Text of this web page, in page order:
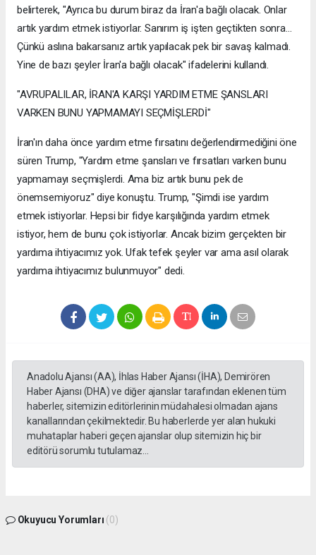
belirterek, "Ayrıca bu durum biraz da İran'a bağlı olacak. Onlar
artık yardım etmek istiyorlar. Sanırım iş işten geçtikten sonra...
Çünkü aslına bakarsanız artık yapılacak pek bir savaş kalmadı.
Yine de bazı şeyler İran'a bağlı olacak" ifadelerini kullandı.
"AVRUPALILAR, İRAN'A KARŞI YARDIM ETME ŞANSLARI
VARKEN BUNU YAPMAMAYI SEÇMİŞLERDİ"
İran'ın daha önce yardım etme fırsatını değerlendirmediğini öne
süren Trump, "Yardım etme şansları ve fırsatları varken bunu
yapmamayı seçmişlerdi. Ama biz artık bunu pek de
önemsemiyoruz" diye konuştu. Trump, "Şimdi ise yardım
etmek istiyorlar. Hepsi bir fidye karşılığında yardım etmek
istiyor, hem de bunu çok istiyorlar. Ancak bizim gerçekten bir
yardıma ihtiyacımız yok. Ufak tefek şeyler var ama asıl olarak
yardıma ihtiyacımız bulunmuyor" dedi.
Anadolu Ajansı (AA), İhlas Haber Ajansı (İHA), Demirören
Haber Ajansı (DHA) ve diğer ajanslar tarafından eklenen tüm
haberler, sitemizin editörlerinin müdahalesi olmadan ajans
kanallarından çekilmektedir. Bu haberlerde yer alan hukuki
muhataplar haberi geçen ajanslar olup sitemizin hiç bir
editörü sorumlu tutulamaz...
Okuyucu Yorumları (0)